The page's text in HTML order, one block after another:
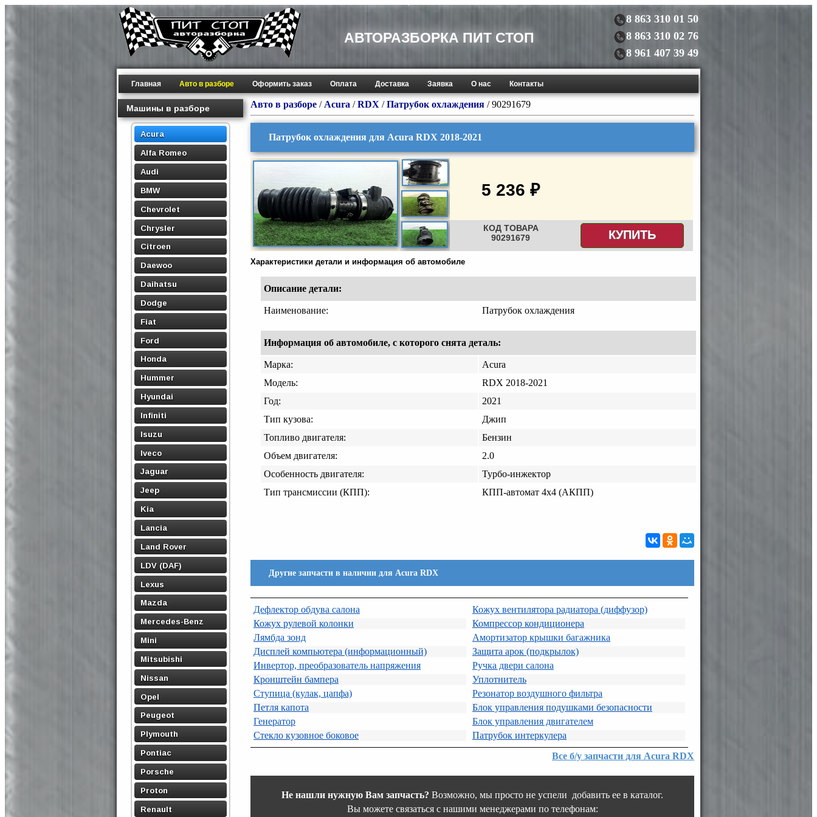
АВТОРАЗБОРКА ПИТ СТОП
8 863 310 01 50
8 863 310 02 76
8 961 407 39 49
Главная Авто в разборе Оформить заказ Оплата Доставка Заявка О нас Контакты
Машины в разборе
Acura
Alfa Romeo
Audi
BMW
Chevrolet
Chrysler
Citroen
Daewoo
Daihatsu
Dodge
Fiat
Ford
Honda
Hummer
Hyundai
Infiniti
Isuzu
Iveco
Jaguar
Jeep
Kia
Lancia
Land Rover
LDV (DAF)
Lexus
Mazda
Mercedes-Benz
Mini
Mitsubishi
Nissan
Opel
Peugeot
Plymouth
Pontiac
Porsche
Proton
Renault
Авто в разборе / Acura /RDX /Патрубок охлаждения / 90291679
Патрубок охлаждения для Acura RDX 2018-2021
5 236 ₽
КОД ТОВАРА
90291679
КУПИТЬ
Характеристики детали и информация об автомобиле
Описание детали:
Наименование: Патрубок охлаждения
Информация об автомобиле, с которого снята деталь:
Марка:
Acura
Модель:
RDX 2018-2021
Год:
2021
Тип кузова:
Джип
Топливо двигателя:
Бензин
Объем двигателя:
2.0
Особенность двигателя:
Турбо-инжектор
Тип трансмиссии (КПП):
КПП-автомат 4x4 (АКПП)
Другие запчасти в наличии для Acura RDX
Дефлектор обдува салона
Кожух рулевой колонки
Лямбда зонд
Дисплей компьютера (информационный)
Инвертор, преобразователь напряжения
Кронштейн бампера
Ступица (кулак, цапфа)
Петля капота
Генератор
Стекло кузовное боковое
Кожух вентилятора радиатора (диффузор)
Компрессор кондиционера
Амортизатор крышки багажника
Защита арок (подкрылок)
Ручка двери салона
Уплотнитель
Резонатор воздушного фильтра
Блок управления подушками безопасности
Блок управления двигателем
Патрубок интеркулера
Все б/у запчасти для Acura RDX
Не нашли нужную Вам запчасть? Возможно, мы просто не успели добавить ее в каталог.
Вы можете связаться с нашими менеджерами по телефонам: